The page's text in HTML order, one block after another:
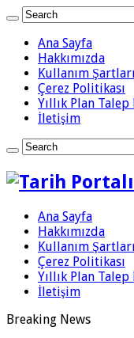
Ana Sayfa
Hakkımızda
Kullanım Şartları
Çerez Politikası
Yıllık Plan
İletişim
Ana Sayfa
Hakkımızda
Kullanım Şartları
Çerez Politikası
Yıllık Plan
İletişim
Breaking News